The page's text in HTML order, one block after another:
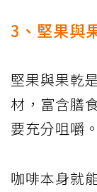
3、堅果與
堅果與果乾
材，富含膳
要充分咀嚼。
咖啡本身就